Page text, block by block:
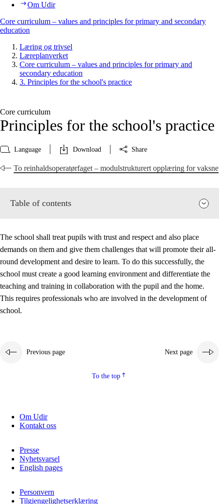
Om Udir
Core curriculum – values and principles for primary and secondary
education
Læring og trivsel
Læreplanverket
Core curriculum – values and principles for primary and
secondary education
3. Principles for the school's practice
Core curriculum
Principles for the school's practice
Language Download Share
To reinhaldsoperatørfaget – modulstrukturert opplæring for vaksne
Table of contents
3.2 Teaching and differentiated instruction
3.3 Cooperation between home and school
3.4
On-the-job training in a training establishment and
3.5 Professional environment and school development
The school shall treat pupils with trust and respect and also place
demands on them and give them challenges that will promote their all-
round development and desire to learn. To do this successfully, the
school must create a good learning environment and differentiate the
teaching and training in collaboration with the pupil and the home.
This requires professionals who are involved in the development of
school.
Previous page Next page
To the top
Om Udir
Kontakt oss
Presse
Nyhetsvarsel
English pages
Personvern
Tilgjengelighetserklæring